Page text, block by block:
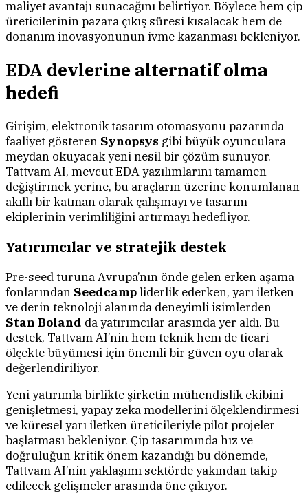
maliyet avantajı sunacağını belirtiyor. Böylece hem çip
üreticilerinin pazara çıkış süresi kısalacak hem de
donanım inovasyonunun ivme kazanması bekleniyor.
EDA devlerine alternatif olma
hedefi
Girişim, elektronik tasarım otomasyonu pazarında
faaliyet gösteren Synopsys gibi büyük oyunculara
meydan okuyacak yeni nesil bir çözüm sunuyor.
Tattvam AI, mevcut EDA yazılımlarını tamamen
değiştirmek yerine, bu araçların üzerine konumlanan
akıllı bir katman olarak çalışmayı ve tasarım
ekiplerinin verimliliğini artırmayı hedefliyor.
Yatırımcılar ve stratejik destek
Pre-seed turuna Avrupa’nın önde gelen erken aşama
fonlarından Seedcampliderlik ederken, yarı iletken
ve derin teknoloji alanında deneyimli isimlerden
Stan Boland da yatırımcılar arasında yer aldı. Bu
destek, Tattvam AI’nin hem teknik hem de ticari
ölçekte büyümesi için önemli bir güven oyu olarak
değerlendiriliyor.
Yeni yatırımla birlikte şirketin mühendislik ekibini
genişletmesi, yapay zeka modellerini ölçeklendirmesi
ve küresel yarı iletken üreticileriyle pilot projeler
başlatması bekleniyor. Çip tasarımında hız ve
doğruluğun kritik önem kazandığı bu dönemde,
Tattvam AI’nin yaklaşımı sektörde yakından takip
edilecek gelişmeler arasında öne çıkıyor.